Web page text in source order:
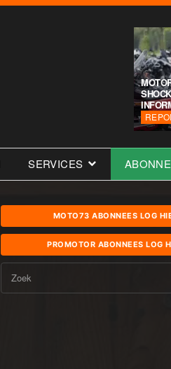
SERVICES
MOTO73 ABONNEES LOG
PROMOTOR ABONNEES LOG
Zoek